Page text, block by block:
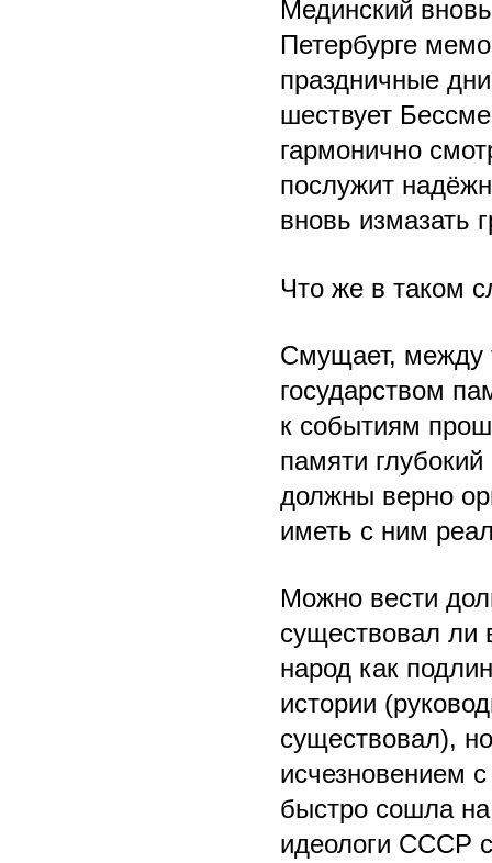
Мединский
Петербурге
праздничные
шествует
гармонично
послужит
вновь измазать
Что же в таком
Смущает, между
государством
к событиям
памяти
должны верно
иметь с ним
Можно вести
существовал ли
народ как
истории
существовал),
исчезновением
быстро сошла
идеологи СССР